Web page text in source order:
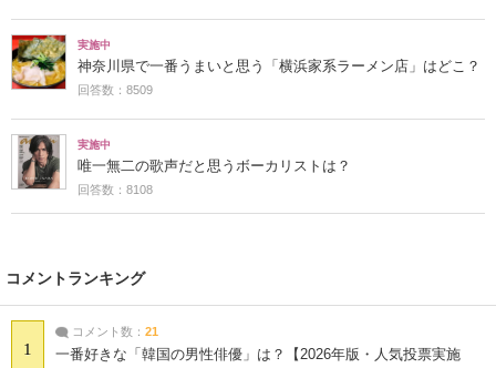
実施中
神奈川県で一番うまいと思う「横浜家系ラーメン店」はどこ？
回答数：8509
実施中
唯一無二の歌声だと思うボーカリストは？
回答数：8108
コメントランキング
1
コメント数： 21
一番好きな「韓国の男性俳優」は？【2026年版・人気投票実施